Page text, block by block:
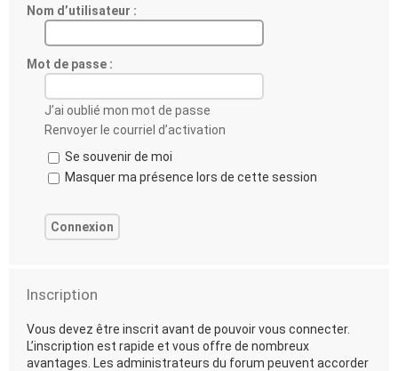
Nom d’utilisateur :
Mot de passe :
J’ai oublié mon mot de passe
Renvoyer le courriel d’activation
Se souvenir de moi
Masquer ma présence lors de cette session
Inscription
Vous devez être inscrit avant de pouvoir vous connecter.
L’inscription est rapide et vous offre de nombreux
avantages. Les administrateurs du forum peuvent accorder